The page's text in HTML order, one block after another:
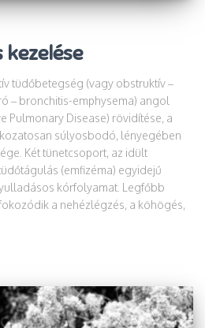
kezelése
tüdőbetegség (vagy obstruktív –
– bronchitis-emphysema) angol
Pulmonary Disease) rövidítése, a
súlyosbodó, lényegében
Két tünetcsoport, az idült
(emfizéma) egyidejű
kórfolyamat. Legfőbb
a nehézlégzés, a köhögés,